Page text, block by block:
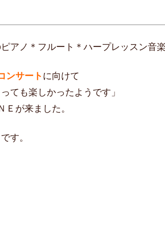
アノ＊フルート＊ハープレッスン音楽
ンサートに向けて
ても楽しかったようです」
が来ました。
す。